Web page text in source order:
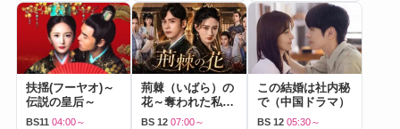
扶揺(フーヤオ)～
伝説の皇后～
BS11 04:00～
荊棘（いばら）の
花～奪われた私～
（中国ドラマ）
BS 12 07:00～
この結婚は社内秘
で（中国ドラマ）
BS 12 05:30～